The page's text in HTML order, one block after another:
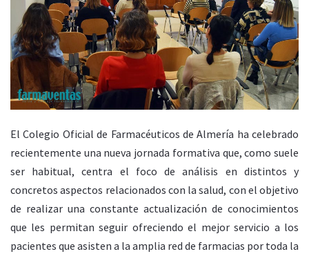
El Colegio Oficial de Farmacéuticos de Almería ha celebrado
recientemente una nueva jornada formativa que, como suele
ser habitual, centra el foco de análisis en distintos y
concretos aspectos relacionados con la salud, con el objetivo
de realizar una constante actualización de conocimientos
que les permitan seguir ofreciendo el mejor servicio a los
pacientes que asisten a la amplia red de farmacias por toda la